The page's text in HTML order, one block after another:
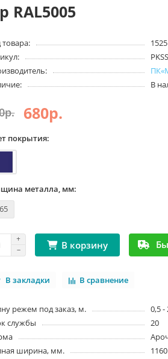
RAL5005
товара:
В
680р.
покрытия:
металла, мм:
В корзину
В закладки В сравнение
режем под заказ, м.
0,5 -
службы
20
ширина, мм.
1160